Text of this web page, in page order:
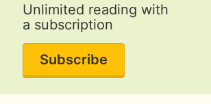
Unlimited reading with
a subscription
Subscribe